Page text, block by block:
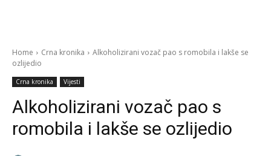
Home Crna kronika
Alkoholizirani vozač pao s romobila i lakše se
ozlijedio
Crna kronika Vijesti
Alkoholizirani vozač pao s
romobila i lakše se ozlijedio